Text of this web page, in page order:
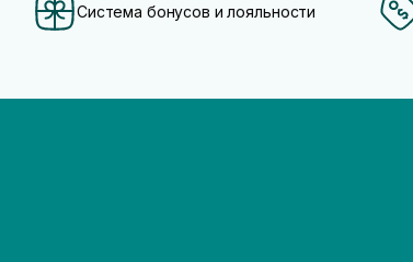
Система бонусов и лояльности